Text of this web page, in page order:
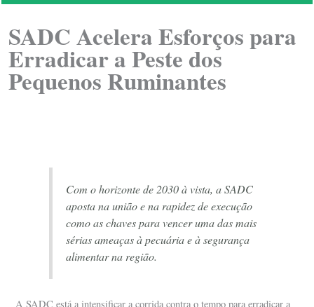
SADC Acelera Esforços para
Erradicar a Peste dos
Pequenos Ruminantes
Com o horizonte de 2030 à vista, a SADC
aposta na união e na rapidez de execução
como as chaves para vencer uma das mais
sérias ameaças à pecuária e à segurança
alimentar na região.
A SADC está a intensificar a corrida contra o tempo para erradicar a